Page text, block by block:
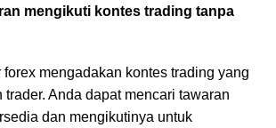
mengikuti kontes trading tanpa
forex mengadakan kontes trading yang
Anda dapat mencari tawaran
dan mengikutinya untuk